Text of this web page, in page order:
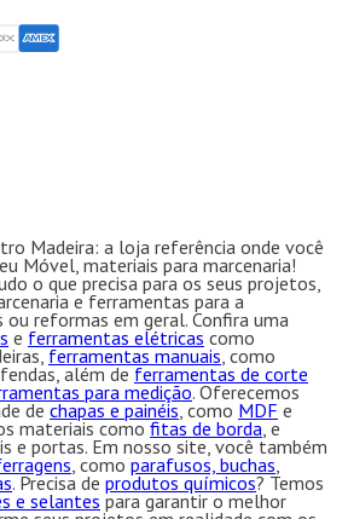
Madeira: a loja referência onde você
Móvel, materiais para marcenaria!
o que precisa para os seus projetos,
e ferramentas para a
reformas em geral. Confira uma
e ferramentas elétricas como
ferramentas manuais, como
além de ferramentas de corte
para medição. Oferecemos
de chapas e painéis, como MDF e
materiais como fitas de borda, e
e portas. Em nosso site, você também
, como parafusos, buchas,
. Precisa de produtos químicos? Temos
e selantes para garantir o melhor